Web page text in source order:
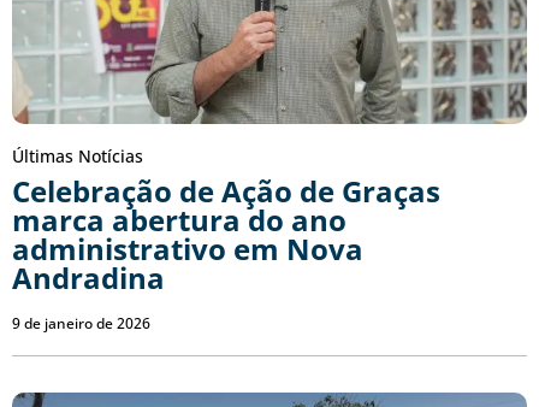
Últimas Notícias
Celebração de Ação de Graças
marca abertura do ano
administrativo em Nova
Andradina
9 de janeiro de 2026